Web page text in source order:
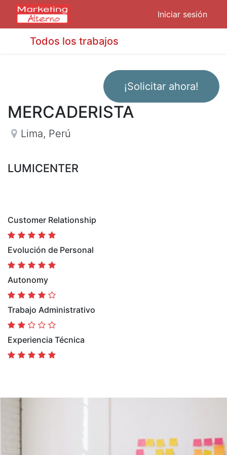
Iniciar sesión
Todos los trabajos
¡Solicitar ahora!
MERCADERISTA
Lima, Perú
LUMICENTER
Customer Relationship
Evolución de Personal
Autonomy
Trabajo Administrativo
Experiencia Técnica